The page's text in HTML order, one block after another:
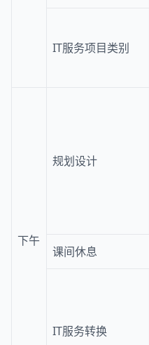
IT服务项目类别
下午
规划设计
课间休息
IT服务转换